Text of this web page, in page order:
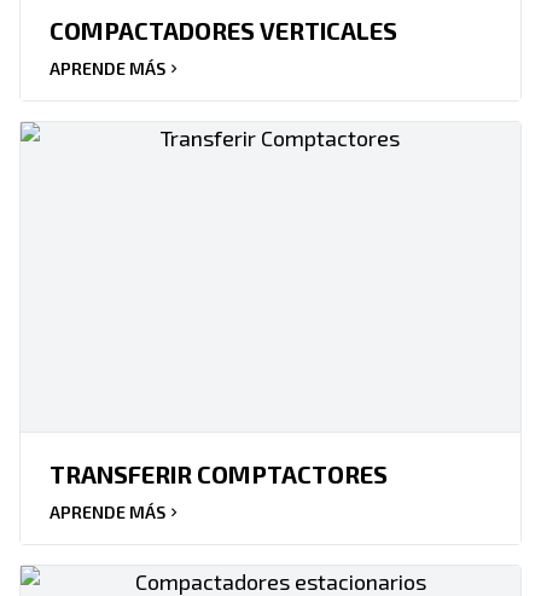
COMPACTADORES VERTICALES
APRENDE MÁS
TRANSFERIR COMPTACTORES
APRENDE MÁS